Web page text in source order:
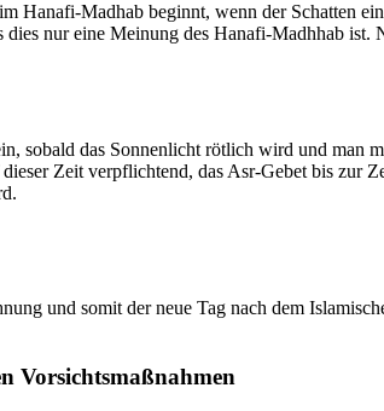
Hanafi-Madhab beginnt, wenn der Schatten
dies nur eine Meinung des Hanafi-Madhhab
sobald das Sonnenlicht rötlich wird und man
Zeit verpflichtend, das Asr-Gebet bis zur
und somit der neue Tag nach dem
Vorsichtsmaßnahmen